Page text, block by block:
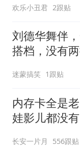
欢乐小丑君 2跟贴
刘德华舞伴
搭档，没有
迷蒙搞笑 1跟贴
内存卡全是
娃影儿都没
长安一片月 556跟贴